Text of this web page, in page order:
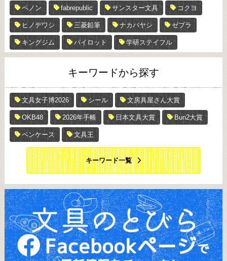
ペノン fabrepublic サンスター文具 コクヨ
ヒノデワシ 三菱鉛筆 ナカバヤシ ゼブラ
キングジム パイロット 学研ステイフル
キーワードから探す
文具女子博2026 シール 文房具屋さん大賞
OKB48 2026年手帳 日本文具大賞 Bun2大賞
ペンケース 文具王
キーワード一覧